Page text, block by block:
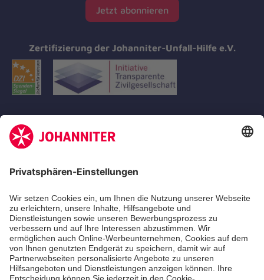
Jetzt abonnieren
Zertifizierung der Johanniter-Unfall-Hilfe e.V.
Erste-Hilfe-Kurse
Jobs
Ehrenamt
Freiwilligendienst